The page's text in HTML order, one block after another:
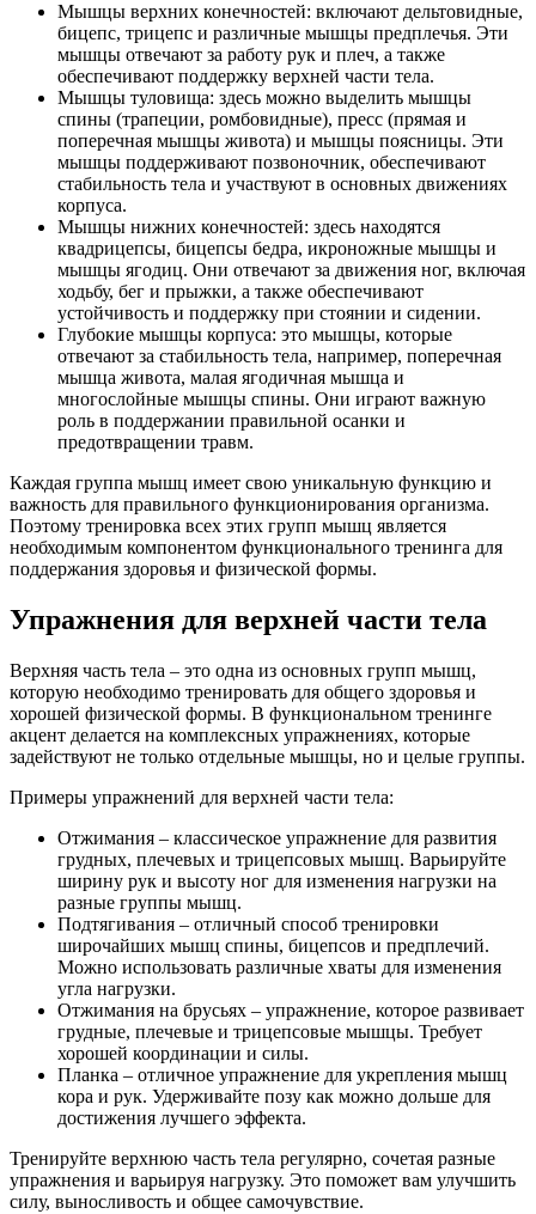
Мышцы верхних конечностей: включают дельтовидные,
бицепс, трицепс и различные мышцы предплечья. Эти
мышцы отвечают за работу рук и плеч, а также
обеспечивают поддержку верхней части тела.
Мышцы туловища: здесь можно выделить мышцы
спины (трапеции, ромбовидные), пресс (прямая и
поперечная мышцы живота) и мышцы поясницы. Эти
мышцы поддерживают позвоночник, обеспечивают
стабильность тела и участвуют в основных движениях
корпуса.
Мышцы нижних конечностей: здесь находятся
квадрицепсы, бицепсы бедра, икроножные мышцы и
мышцы ягодиц. Они отвечают за движения ног, включая
ходьбу, бег и прыжки, а также обеспечивают
устойчивость и поддержку при стоянии и сидении.
Глубокие мышцы корпуса: это мышцы, которые
отвечают за стабильность тела, например, поперечная
мышца живота, малая ягодичная мышца и
многослойные мышцы спины. Они играют важную
роль в поддержании правильной осанки и
предотвращении травм.
Каждая группа мышц имеет свою уникальную функцию и
важность для правильного функционирования организма.
Поэтому тренировка всех этих групп мышц является
необходимым компонентом функционального тренинга для
поддержания здоровья и физической формы.
Упражнения для верхней части тела
Верхняя часть тела – это одна из основных групп мышц,
которую необходимо тренировать для общего здоровья и
хорошей физической формы. В функциональном тренинге
акцент делается на комплексных упражнениях, которые
задействуют не только отдельные мышцы, но и целые группы.
Примеры упражнений для верхней части тела:
Отжимания – классическое упражнение для развития
грудных, плечевых и трицепсовых мышц. Варьируйте
ширину рук и высоту ног для изменения нагрузки на
разные группы мышц.
Подтягивания – отличный способ тренировки
широчайших мышц спины, бицепсов и предплечий.
Можно использовать различные хваты для изменения
угла нагрузки.
Отжимания на брусьях – упражнение, которое развивает
грудные, плечевые и трицепсовые мышцы. Требует
хорошей координации и силы.
Планка – отличное упражнение для укрепления мышц
кора и рук. Удерживайте позу как можно дольше для
достижения лучшего эффекта.
Тренируйте верхнюю часть тела регулярно, сочетая разные
упражнения и варьируя нагрузку. Это поможет вам улучшить
силу, выносливость и общее самочувствие.